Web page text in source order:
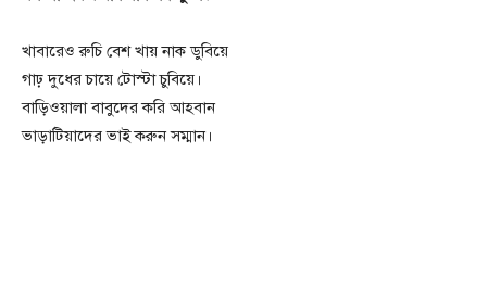
খাবারেও রুচি বেশ খায় নাক ডুবিয়ে
গাঢ় দুধের চায়ে টোস্টা চুবিয়ে।
বাড়িওয়ালা বাবুদের করি আহবান
ভাড়াটিয়াদের ভাই করুন সম্মান।